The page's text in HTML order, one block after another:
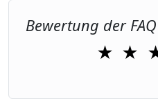
Bewertung der FAQ
★ ★
2